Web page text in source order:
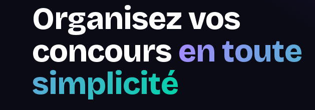
Organisez vos
concours en toute
simplicité